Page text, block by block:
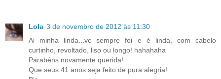
Lola 3 de novembro de 2012 às 11:30
Ai minha linda...vc sempre foi e é linda, com cabelo
curtinho, revoltado, liso ou longo! hahahaha
Parabéns novamente querida!
Que seus 41 anos seja feito de pura alegria!